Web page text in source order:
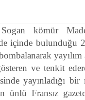
kömür
de içinde
yayılım
ve tenkit
yayınladığı bir
ünlü Fransız